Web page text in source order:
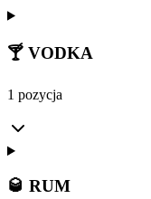
🍸 VODKA
1 pozycja
🥃 RUM